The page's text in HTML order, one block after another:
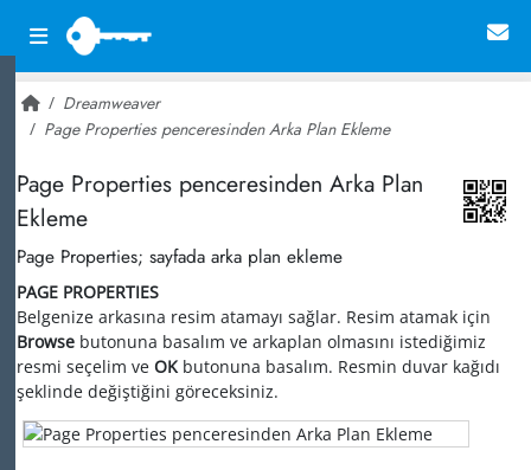
Dreamweaver
Page Properties penceresinden Arka Plan Ekleme
Page Properties penceresinden Arka Plan
Ekleme
Page Properties; sayfada arka plan ekleme
PAGE PROPERTIES
Belgenize arkasına resim atamayı sağlar. Resim atamak için
Browse butonuna basalım ve arkaplan olmasını istediğimiz
resmi seçelim ve OKbutonuna basalım. Resmin duvar kağıdı
şeklinde değiştiğini göreceksiniz.